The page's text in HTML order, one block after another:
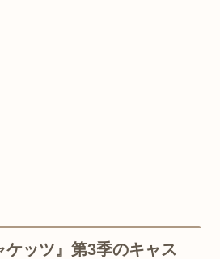
ケッツ』第3季のキャス